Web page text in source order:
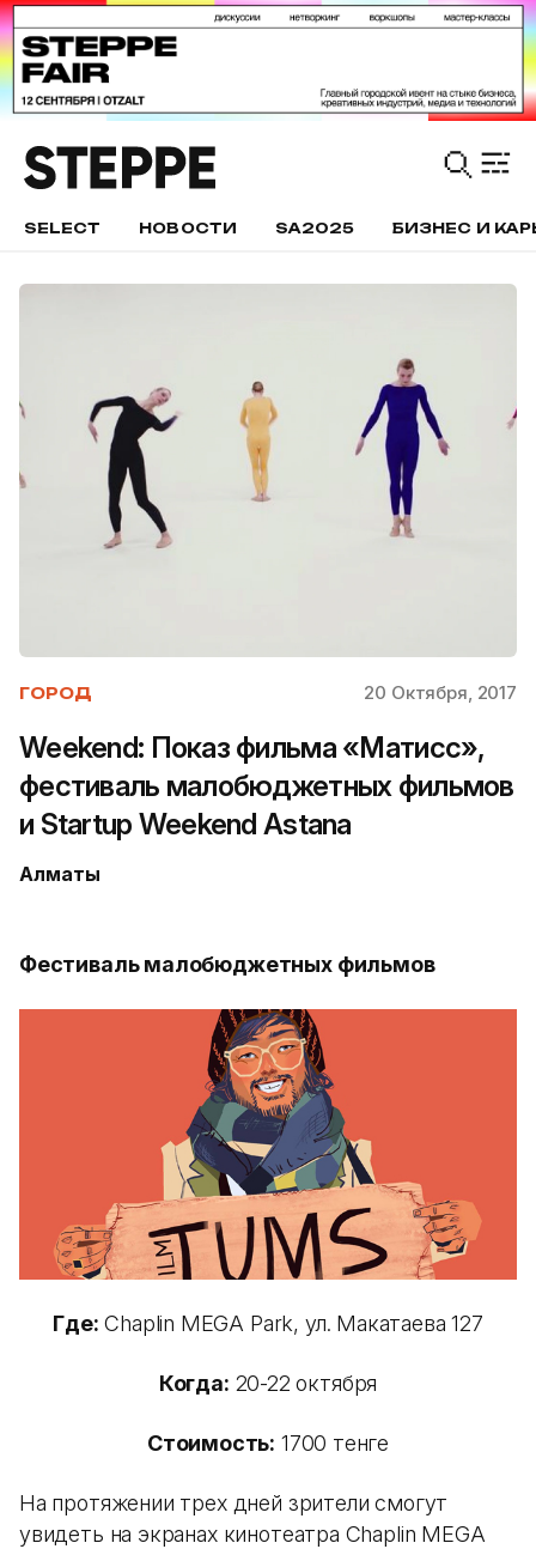
SELECT НОВОСТИ SA2025 БИЗНЕС И
ГОРОД 20 Октября, 2017
Weekend: Показ фильма «Матисс»,
фестиваль малобюджетных фильмов
и Startup Weekend Astana
Алматы
Фестиваль малобюджетных фильмов
Где: Chaplin MEGA Park, ул. Макатаева 127
Когда: 20-22 октября
Стоимость: 1700 тенге
На протяжении трех дней зрители смогут
увидеть на экранах кинотеатра Chaplin MEGA